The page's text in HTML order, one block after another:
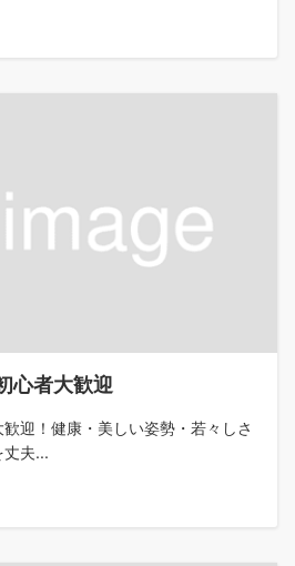
心者大歓迎
迎！健康・美しい姿勢・若々しさ
丈夫...